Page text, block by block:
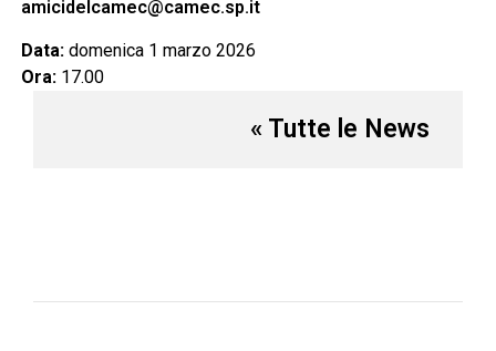
amicidelcamec@camec.sp.it
Data: domenica 1 marzo 2026
Ora: 17.00
« Tutte le News